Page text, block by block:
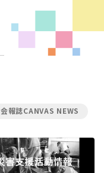
会報誌CANVAS NEWS